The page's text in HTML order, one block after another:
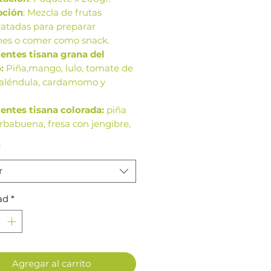
: Mezcla de frutas
para preparar
o comer como snack.
tisana grana del
Piña,mango, lulo, tomate de
cardamomo y
tisana colorada: piña
fresa con jengibre,
de este producto son
Los tamaños,
y colores de la imagen
variar según cosechas o
*
Agregar al carrito